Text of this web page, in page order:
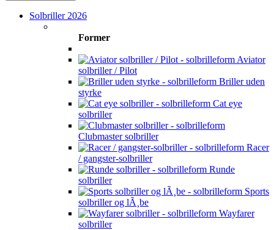
Solbriller 2026
Former
Aviator
solbriller / Pilot
Briller uden
styrke
Cat eye
solbriller
Clubmaster solbriller
Racer
/ gangster-solbriller
Runde
solbriller
Sports
solbriller og lÃ¸be
Wayfarer
solbriller